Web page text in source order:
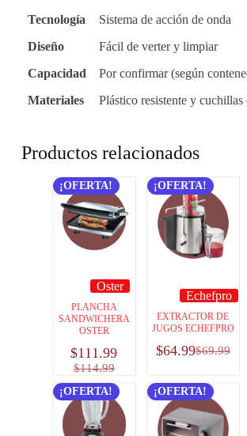
Tecnología
Sistema de acción de onda
Diseño
Fácil de verter y limpiar
Capacidad
Por confirmar (según
Materiales
Plástico resistente y cuchillas
Productos relacionados
¡OFERTA!
Oster
PLANCHA
SANDWICHERA
OSTER
$114.99
$111.99
¡OFERTA!
Echefpro
EXTRACTOR DE
JUGOS ECHEFPRO
$69.99
$64.99
¡OFERTA! ¡OFERTA!